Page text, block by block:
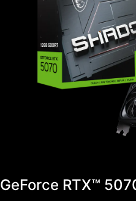
GeForce RTX™